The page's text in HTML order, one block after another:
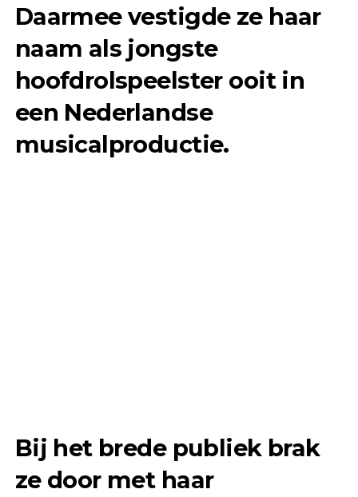
Daarmee vestigde ze haar
naam als jongste
hoofdrolspeelster ooit in
een Nederlandse
musicalproductie.
Bij het brede publiek brak
ze door met haar